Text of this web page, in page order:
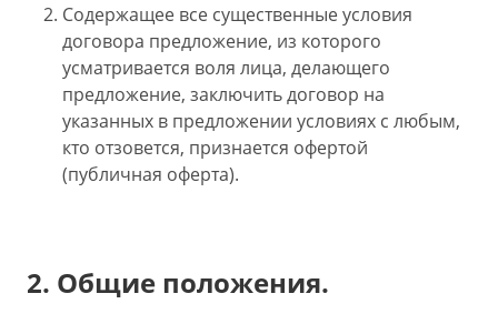
Содержащее все существенные условия
договора предложение, из которого
усматривается воля лица, делающего
предложение, заключить договор на
указанных в предложении условиях с любым,
кто отзовется, признается офертой
(публичная оферта).
2. Общие положения.